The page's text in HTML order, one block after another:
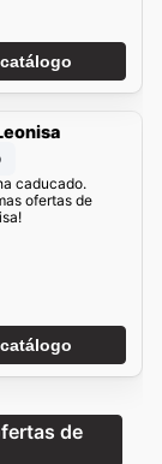
caducado.
ofertas de
de